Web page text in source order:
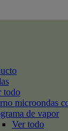
todo
microondas
de vapor
Ver todo